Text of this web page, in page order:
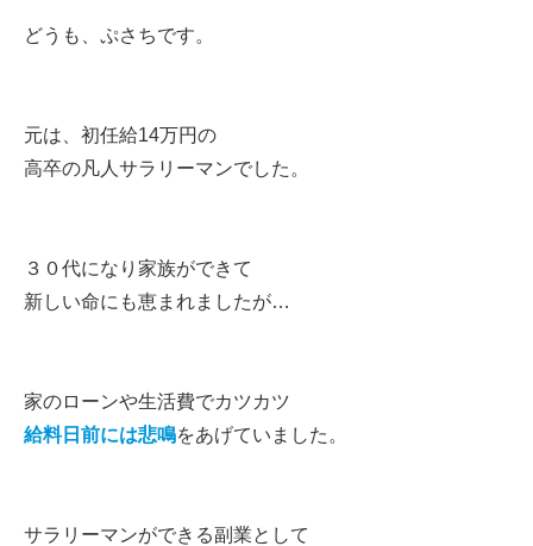
どうも、ぷさちです。
元は、初任給14万円の
高卒の凡人サラリーマンでした。
３０代になり家族ができて
新しい命にも恵まれましたが…
家のローンや生活費でカツカツ
給料日前には悲鳴をあげていました。
サラリーマンができる副業として